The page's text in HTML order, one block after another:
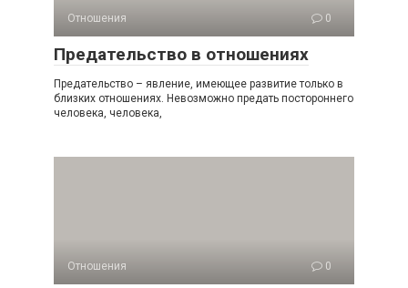
Отношения 0
Предательство в отношениях
Предательство – явление, имеющее развитие только в
близких отношениях. Невозможно предать постороннего
человека, человека,
Отношения 0